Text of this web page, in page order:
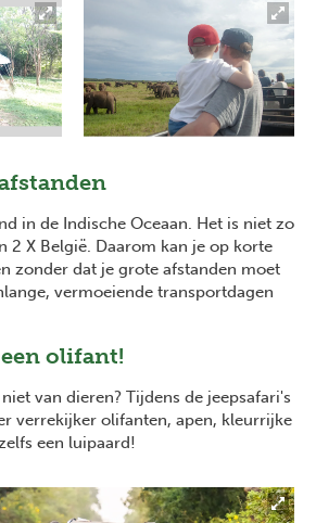
in de Indische Oceaan. Het is niet zo
2 X België. Daarom kan je op korte
zonder dat je grote afstanden moet
vermoeiende transportdagen
olifant!
van dieren? Tijdens de jeepsafari's
verrekijker olifanten, apen, kleurrijke
een luipaard!